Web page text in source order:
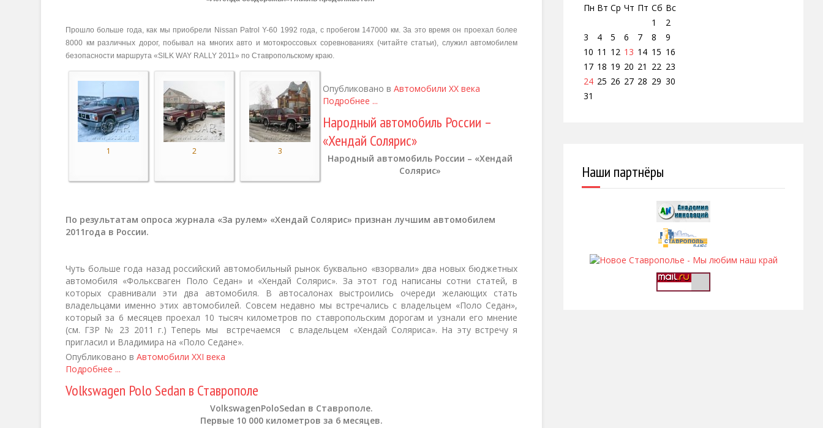
Прошло больше года, как мы приобрели Nissan Patrol Y-60 1992 года, с пробегом 147000 км. За это время он проехал более
8000 кмразличных дорог, побывал на многих авто и мотокроссовых соревнованиях (читайте статьи), служил автомобилем
безопасности маршрута «SILK WAY RALLY 2011» по Cтавропольскому краю.
1 2 3
Опубликовано в Автомобили XX века
Подробнее ...
Народный автомобиль России –
«Хендай Солярис»
Народный автомобиль России – «Хендай
Солярис»
По результатам опроса журнала «За рулем» «Хендай Солярис» признан лучшим автомобилем
2011года в России.
Чуть больше года назад российский автомобильный рынок буквально «взорвали» два новых бюджетных
автомобиля «Фольксваген Поло Седан» и «Хендай Солярис». За этот год написаны сотни статей, в
которых сравнивали эти два автомобиля. В автосалонах выстроились очереди желающих стать
владельцами именно этих автомобилей. Совсем недавно мы встречались с владельцем «Поло Седан»,
который за 6 месяцев проехал 10 тысяч километров по ставропольским дорогам и узнали его мнение
(см. ГЗР № 23 2011 г.) Теперь мы встречаемся с владельцем «Хендай Соляриса». На эту встречу я
пригласил и Владимира на «Поло Седане».
Опубликовано в Автомобили XXI века
Подробнее ...
Volkswagen Polo Sedan в Ставрополе
VolkswagenPoloSedan в Ставрополе.
Первые 10 000 километров за 6 месяцев.
Пн Вт Ср Чт Пт Сб Вс
1
2
3
4 5 6 7 8
9
10 11 12 13 14 15 16
17 18 19 20 21 22 23
24 25 26 27 28 29 30
31
Наши партнёры